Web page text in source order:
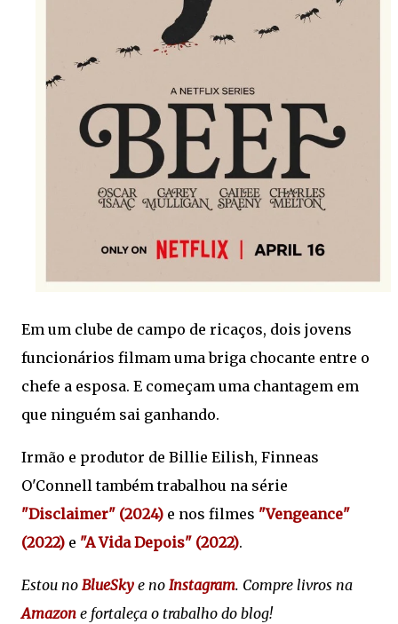
Em um clube de campo de ricaços, dois jovens
funcionários filmam uma briga chocante entre o
chefe a esposa. E começam uma chantagem em
que ninguém sai ganhando.
Irmão e produtor de Billie Eilish, Finneas
O'Connell também trabalhou na série
"Disclaimer" (2024) e nos filmes "Vengeance"
(2022) e "A Vida Depois" (2022).
Estou no BlueSky e no Instagram. Compre livros na
Amazon e fortaleça o trabalho do blog!